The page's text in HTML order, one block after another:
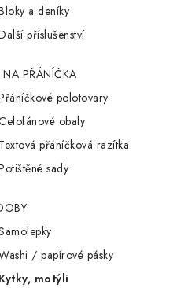
a deníky
příslušenství
NA PŘÁNÍČKA
polotovary
obaly
Textová přáníčková razítka
sady
/ papírové pásky
Kytky, motýli